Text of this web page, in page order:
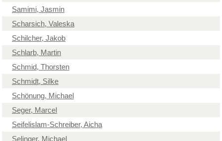
Samimi, Jasmin
Scharsich, Valeska
Schilcher, Jakob
Schlarb, Martin
Schmid, Thorsten
Schmidt, Silke
Schönung, Michael
Seger, Marcel
Seifelislam-Schreiber, Aicha
Selinger, Michael